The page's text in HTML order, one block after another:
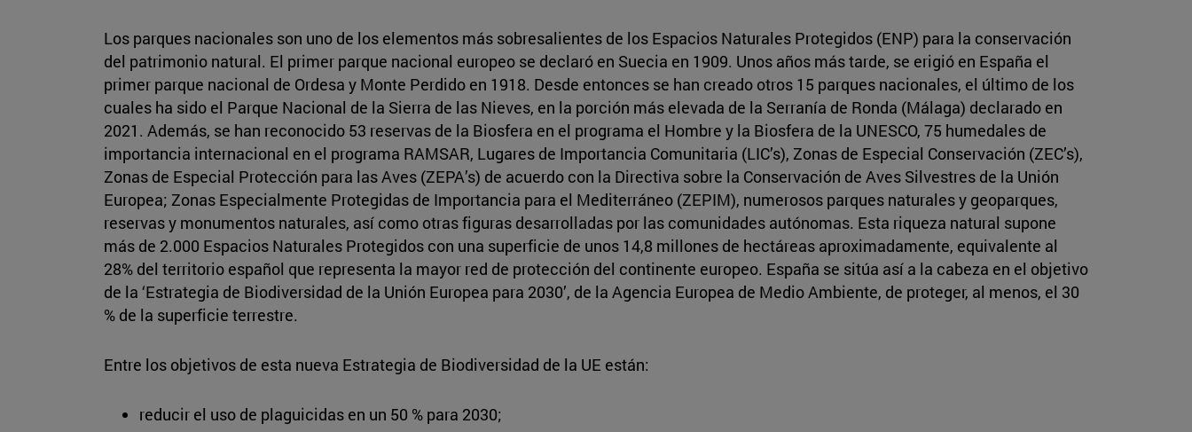
Los parques nacionales son uno de los elementos más sobresalientes de los Espacios Naturales Protegidos (ENP) para la conservación
del patrimonio natural. El primer parque nacional europeo se declaró en Suecia en 1909. Unos años más tarde, se erigió en España el
primer parque nacional de Ordesa y Monte Perdido en 1918. Desde entonces se han creado otros 15 parques nacionales, el último de los
cuales ha sido el Parque Nacional de la Sierra de las Nieves, en la porción más elevada de la Serranía de Ronda (Málaga) declarado en
2021. Además, se han reconocido 53 reservas de la Biosfera en el programa el Hombre y la Biosfera de la UNESCO, 75 humedales de
importancia internacional en el programa RAMSAR, Lugares de Importancia Comunitaria (LIC’s), Zonas de Especial Conservación (ZEC’s),
Zonas de Especial Protección para las Aves (ZEPA’s) de acuerdo con la Directiva sobre la Conservación de Aves Silvestres de la Unión
Europea; Zonas Especialmente Protegidas de Importancia para el Mediterráneo (ZEPIM), numerosos parques naturales y geoparques,
reservas y monumentos naturales, así como otras figuras desarrolladas por las comunidades autónomas. Esta riqueza natural supone
más de 2.000 Espacios Naturales Protegidos con una superficie de unos 14,8 millones de hectáreas aproximadamente, equivalente al
28% del territorio español que representa la mayor red de protección del continente europeo. España se sitúa así a la cabeza en el objetivo
de la ‘Estrategia de Biodiversidad de la Unión Europea para 2030’, de la Agencia Europea de Medio Ambiente, de proteger, al menos, el 30
% de la superficie terrestre.
Entre los objetivos de esta nueva Estrategia de Biodiversidad de la UE están:
reducir el uso de plaguicidas en un 50 % para 2030;